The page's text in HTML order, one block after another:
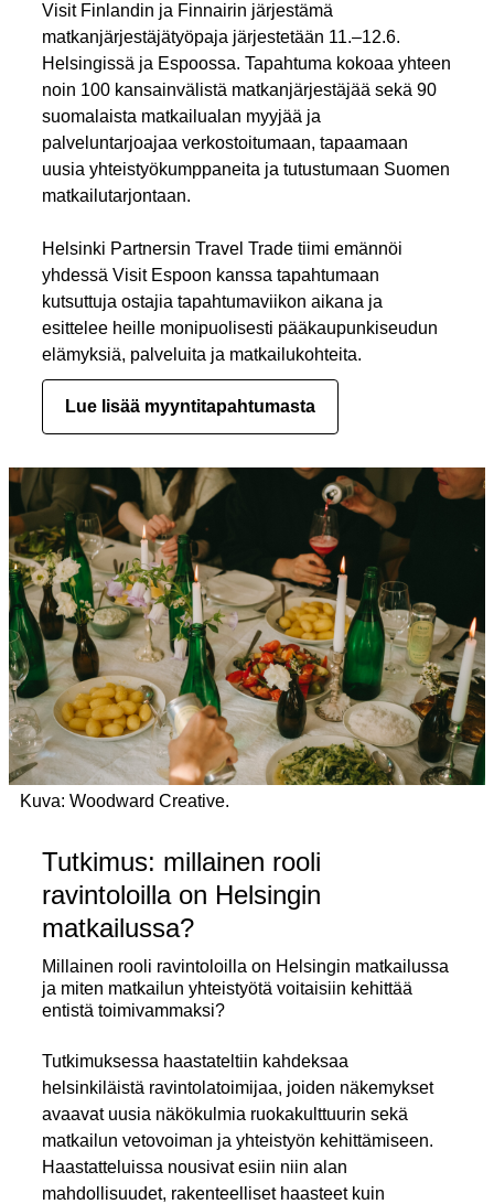
Visit Finlandin ja Finnairin järjestämä
matkanjärjestäjätyöpaja järjestetään 11.–12.6.
Helsingissä ja Espoossa. Tapahtuma kokoaa yhteen
noin 100 kansainvälistä matkanjärjestäjää sekä 90
suomalaista matkailualan myyjää ja
palveluntarjoajaa verkostoitumaan, tapaamaan
uusia yhteistyökumppaneita ja tutustumaan Suomen
matkailutarjontaan.
Helsinki Partnersin Travel Trade tiimi emännöi
yhdessä Visit Espoon kanssa tapahtumaan
kutsuttuja ostajia tapahtumaviikon aikana ja
esittelee heille monipuolisesti pääkaupunkiseudun
elämyksiä, palveluita ja matkailukohteita.
Lue lisää myyntitapahtumasta
Kuva: Woodward Creative.
Tutkimus: millainen rooli
ravintoloilla on Helsingin
matkailussa?
Millainen rooli ravintoloilla on Helsingin matkailussa
ja miten matkailun yhteistyötä voitaisiin kehittää
entistä toimivammaksi?
Tutkimuksessa haastateltiin kahdeksaa
helsinkiläistä ravintolatoimijaa, joiden näkemykset
avaavat uusia näkökulmia ruokakulttuurin sekä
matkailun vetovoiman ja yhteistyön kehittämiseen.
Haastatteluissa nousivat esiin niin alan
mahdollisuudet, rakenteelliset haasteet kuin